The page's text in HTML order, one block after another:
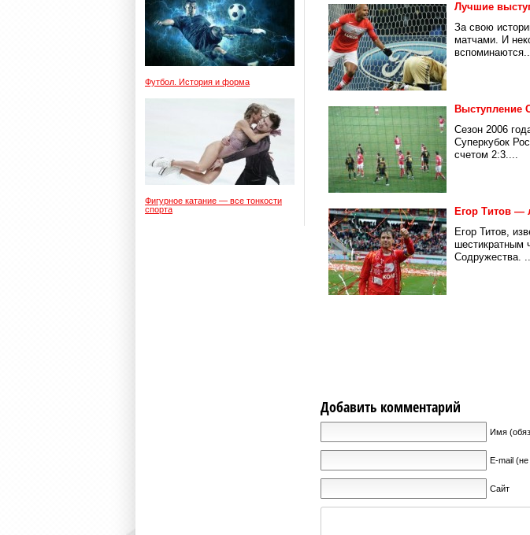
Футбол. История и форма
Фигурное катание — все тонкости
спорта
Лучшие
За свою
матчами. И
Выступление
Сезон 2006
Суперкубок
счетом 2:3....
Егор Титов —
Егор Титов,
шестикратным
Содружества.
Добавить комментарий
Имя
E-mail (не
Сайт